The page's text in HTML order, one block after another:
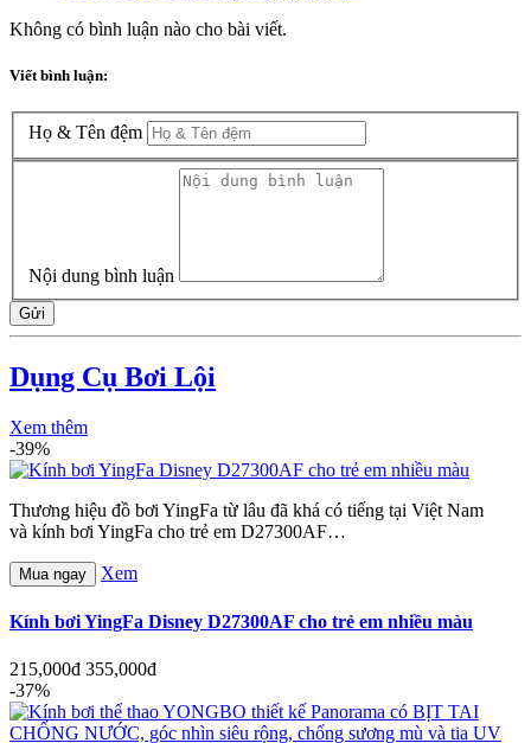
Không có bình luận nào cho bài viết.
Viết bình luận:
Họ & Tên đệm
Nội dung bình luận
Gửi
Dụng Cụ Bơi Lội
Xem thêm
-39%
Thương hiệu đồ bơi YingFa từ lâu đã khá có tiếng tại Việt Nam
và kính bơi YingFa cho trẻ em D27300AF…
Mua ngay Xem
Kính bơi YingFa Disney D27300AF cho trẻ em nhiều màu
215,000đ 355,000đ
-37%